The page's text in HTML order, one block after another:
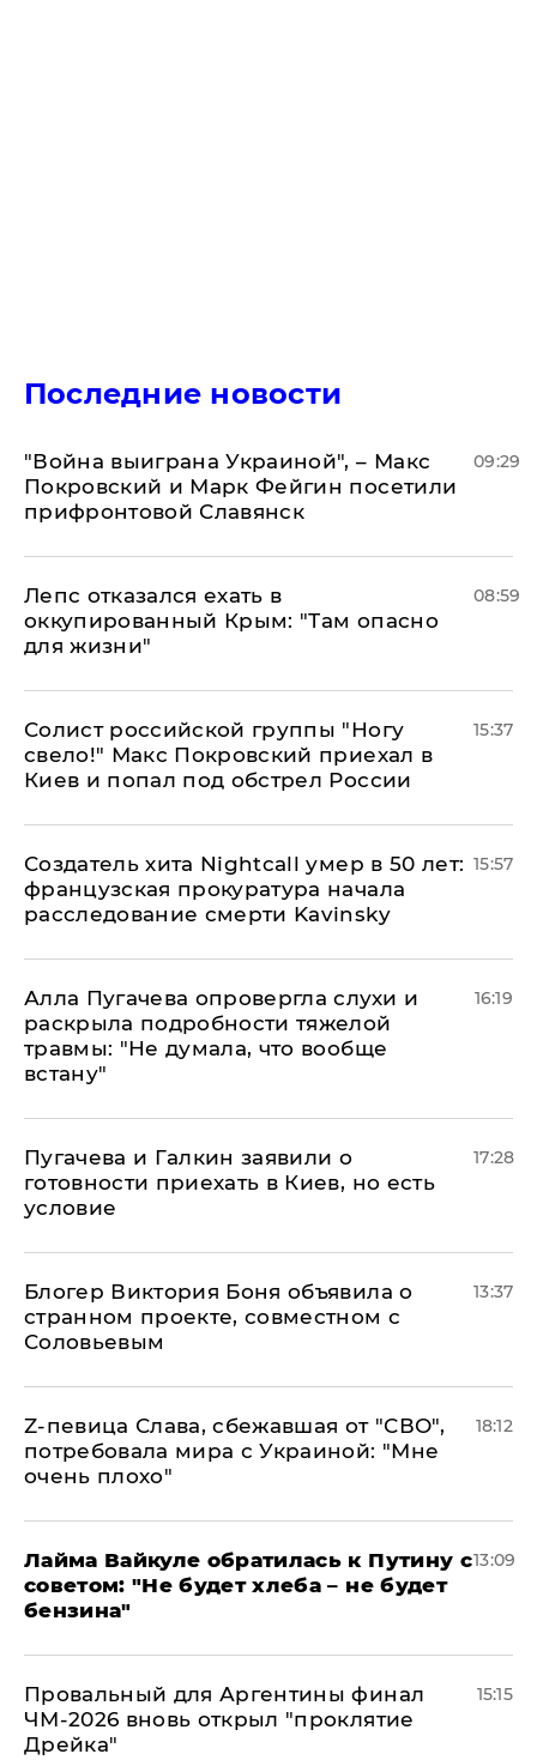
Последние новости
"Война выиграна Украиной", – Макс
Покровский и Марк Фейгин посетили
прифронтовой Славянск
09:29
Лепс отказался ехать в
оккупированный Крым: "Там опасно
для жизни"
08:59
Солист российской группы "Ногу
свело!" Макс Покровский приехал в
Киев и попал под обстрел России
15:37
Создатель хита Nightcall умер в 50 лет:
французская прокуратура начала
расследование смерти Kavinsky
15:57
Алла Пугачева опровергла слухи и
раскрыла подробности тяжелой
травмы: "Не думала, что вообще
встану"
16:19
Пугачева и Галкин заявили о
готовности приехать в Киев, но есть
условие
17:28
Блогер Виктория Боня объявила о
странном проекте, совместном с
Соловьевым
13:37
Z-певица Слава, сбежавшая от "СВО",
потребовала мира с Украиной: "Мне
очень плохо"
18:12
Лайма Вайкуле обратилась к Путину с
советом: "Не будет хлеба – не будет
бензина"
13:09
Провальный для Аргентины финал
ЧМ-2026 вновь открыл "проклятие
Дрейка"
15:15